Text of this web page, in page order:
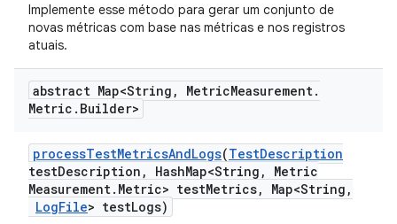
Implemente esse método para gerar um conjunto de
novas métricas com base nas métricas e nos registros
atuais.
abstract Map<String , MetricMeasurement.
Metric . Builder>
processTestMetricsAndLogs(TestDescription
testDescription , HashMap<String ,
Metric
Measurement. Metric> testMetrics, Map<String ,
LogFile> testLogs)